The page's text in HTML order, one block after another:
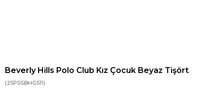
Beverly Hills Polo Club Kız Çocuk Beyaz Tişört
(25PSSBHG511)